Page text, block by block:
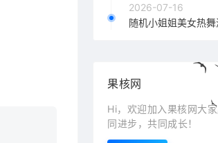
2026-07-16
随机小姐姐美女热
果核网
Hi，欢迎加入果核网大
同进步，共同成长！